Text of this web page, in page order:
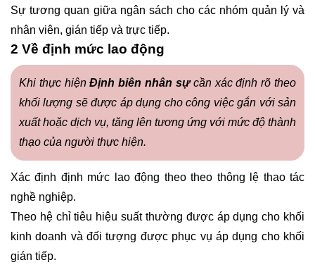
Sự tương quan giữa ngân sách cho các nhóm quản lý và
nhân viên, gián tiếp và trực tiếp.
2 Về định mức lao động
Khi thực hiện Định biên nhân sự cần xác định rõ theo
khối lượng sẽ được áp dụng cho công việc gắn với sản
xuất hoặc dịch vụ, tăng lên tương ứng với mức độ thành
thạo của người thực hiện.
Xác định định mức lao động theo theo thông lệ thao tác
nghề nghiệp.
Theo hệ chỉ tiêu hiệu suất thường được áp dụng cho khối
kinh doanh và đối tượng được phục vụ áp dụng cho khối
gián tiếp.